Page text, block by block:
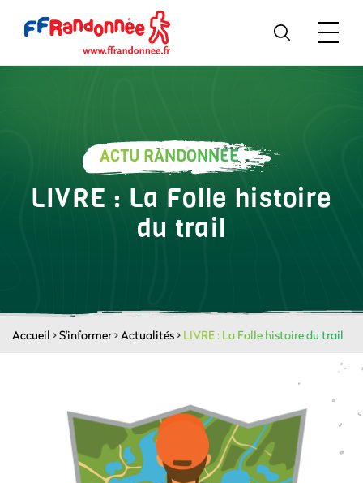
ACTU RANDONNÉE
LIVRE : La Folle histoire
du trail
Accueil >S'informer>Actualités> LIVRE : La Folle histoire du trail